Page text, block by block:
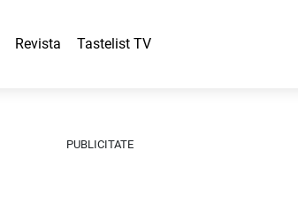
Revista Tastelist TV
PUBLICITATE